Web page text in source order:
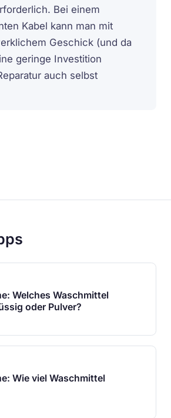
Bei einem
Kabel kann man mit
Geschick (und da
geringe Investition
auch selbst
Welches Waschmittel
oder Pulver?
Wie viel Waschmittel